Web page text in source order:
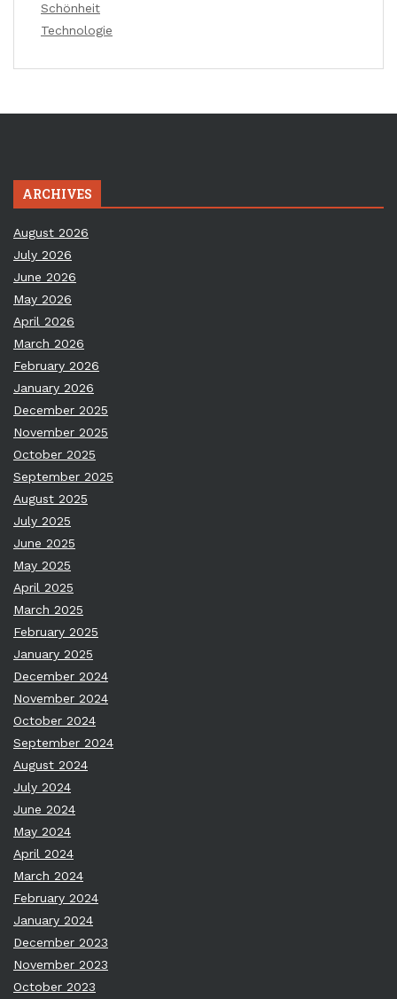
Schönheit
Technologie
ARCHIVES
August 2026
July 2026
June 2026
May 2026
April 2026
March 2026
February 2026
January 2026
December 2025
November 2025
October 2025
September 2025
August 2025
July 2025
June 2025
May 2025
April 2025
March 2025
February 2025
January 2025
December 2024
November 2024
October 2024
September 2024
August 2024
July 2024
June 2024
May 2024
April 2024
March 2024
February 2024
January 2024
December 2023
November 2023
October 2023